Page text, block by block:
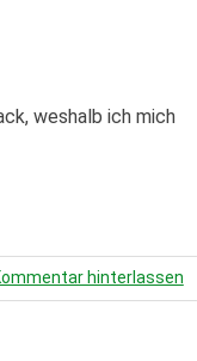
weshalb ich mich
hinterlassen